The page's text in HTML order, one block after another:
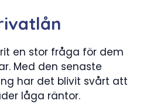
en stor fråga för dem
Med den senaste
har det blivit svårt att
låga räntor.